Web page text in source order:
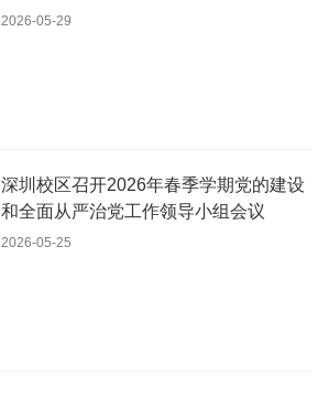
2026-05-29
深圳校区召开2026年春季学期党的建设
和全面从严治党工作领导小组会议
2026-05-25